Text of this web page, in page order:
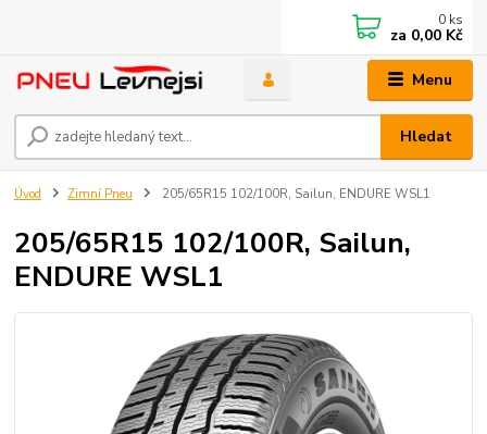
Menu
Hledat
0 ks
za 0,00 Kč
Úvod Zimní Pneu 205/65R15 102/100R, Sailun, ENDURE WSL1
205/65R15 102/100R, Sailun,
ENDURE WSL1